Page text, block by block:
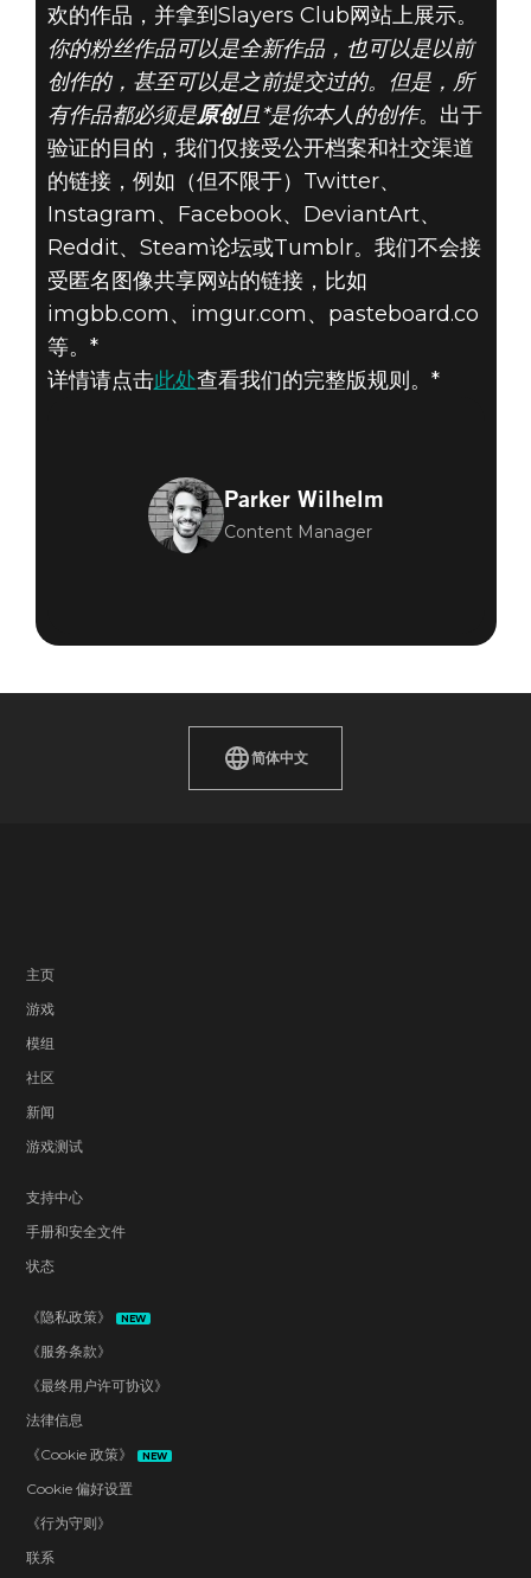
欢的作品，并拿到Slayers Club网站上展示。
你的粉丝作品可以是全新作品，也可以是以前
创作的，甚至可以是之前提交过的。但是，所
有作品都必须是原创且*是你本人的创作。出于
验证的目的，我们仅接受公开档案和社交渠道
的链接，例如（但不限于）Twitter、
Instagram、Facebook、DeviantArt、
Reddit、Steam论坛或Tumblr。我们不会接
受匿名图像共享网站的链接，比如
imgbb.com、imgur.com、pasteboard.co
等。*
详情请点击此处查看我们的完整版规则。*
Parker Wilhelm
Content Manager
简体中文
主页
游戏
模组
社区
新闻
游戏测试
支持中心
手册和安全文件
状态
《隐私政策》 NEW
《服务条款》
《最终用户许可协议》
法律信息
《Cookie 政策》
NEW
Cookie 偏好设置
《行为守则》
联系